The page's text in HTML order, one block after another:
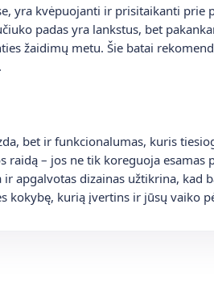
yra kvėpuojanti ir prisitaikanti prie
padas yra lankstus, bet
žaidimų metu. Šie batai
bet ir funkcionalumas, kuris
– jos ne tik koreguoja esamas
apgalvotas dizainas užtikrina, kad
kokybę, kurią įvertins ir jūsų vaiko